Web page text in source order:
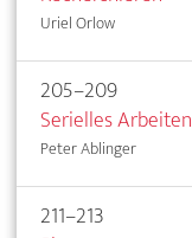
Uriel Orlow
205–209
Serielles Arbeiten
Peter Ablinger
211–213